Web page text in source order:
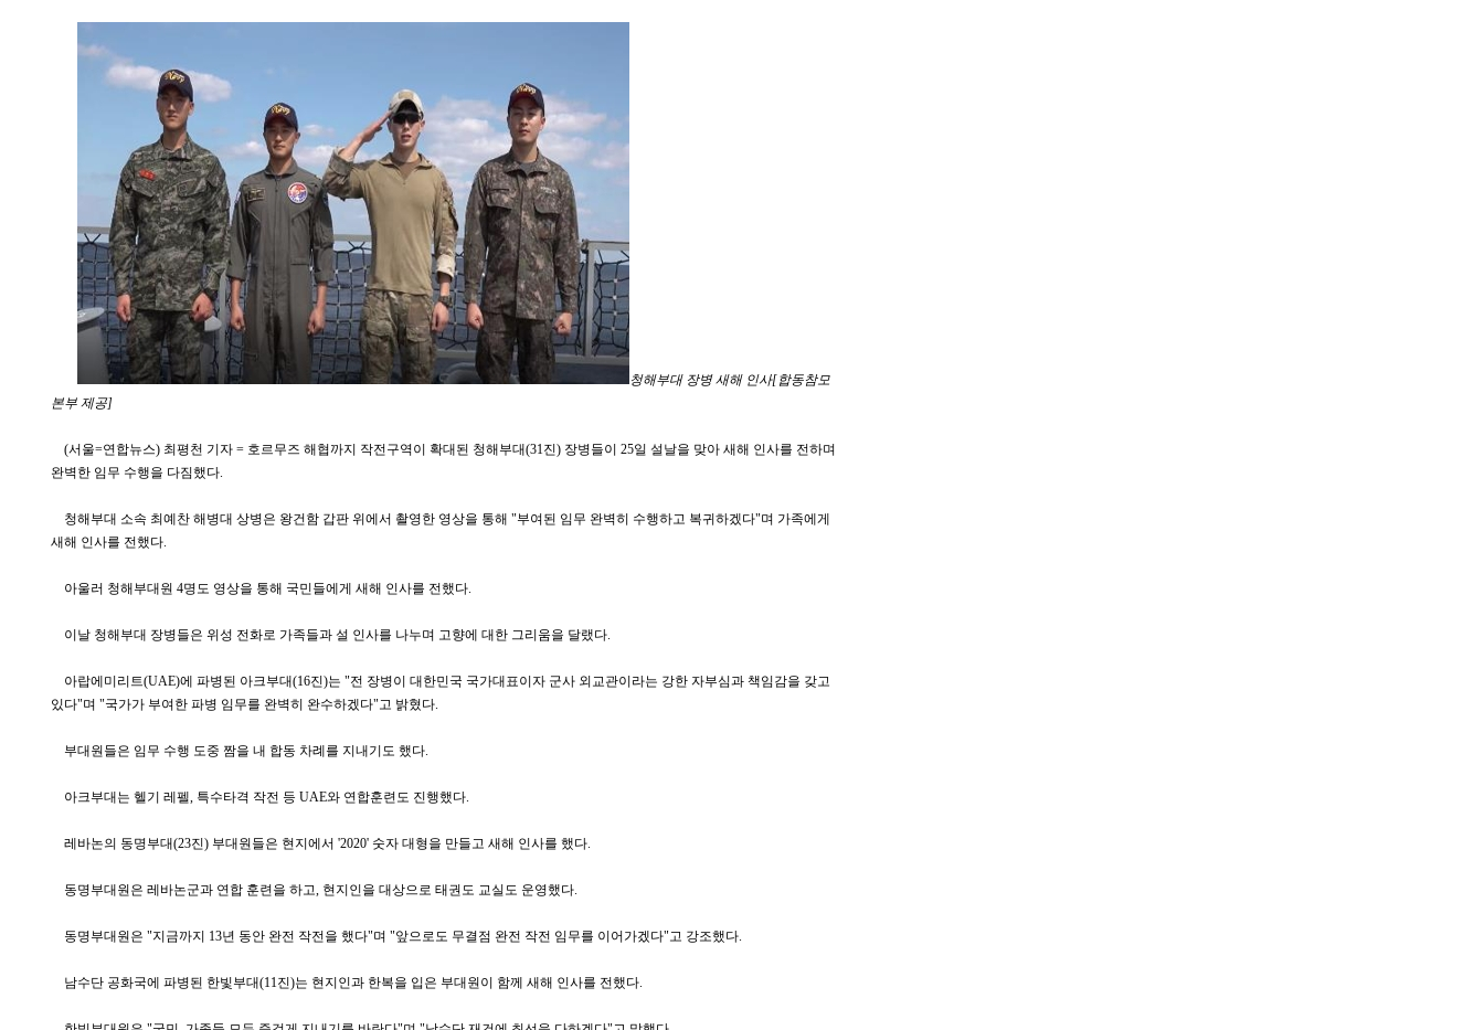
청해부대 장병 새해 인사[합동참모
본부 제공]
(서울=연합뉴스) 최평천 기자 = 호르무즈 해협까지 작전구역이 확대된 청해부대(31진) 장병들이 25일 설날을 맞아 새해 인사를 전하며
완벽한 임무 수행을 다짐했다.
청해부대 소속 최예찬 해병대 상병은 왕건함 갑판 위에서 촬영한 영상을 통해 "부여된 임무 완벽히 수행하고 복귀하겠다"며 가족에게
새해 인사를 전했다.
아울러 청해부대원 4명도 영상을 통해 국민들에게 새해 인사를 전했다.
이날 청해부대 장병들은 위성 전화로 가족들과 설 인사를 나누며 고향에 대한 그리움을 달랬다.
아랍에미리트(UAE)에 파병된 아크부대(16진)는 "전 장병이 대한민국 국가대표이자 군사 외교관이라는 강한 자부심과 책임감을 갖고
있다"며 "국가가 부여한 파병 임무를 완벽히 완수하겠다"고 밝혔다.
부대원들은 임무 수행 도중 짬을 내 합동 차례를 지내기도 했다.
아크부대는 헬기 레펠, 특수타격 작전 등 UAE와 연합훈련도 진행했다.
레바논의 동명부대(23진) 부대원들은 현지에서 '2020' 숫자 대형을 만들고 새해 인사를 했다.
동명부대원은 레바논군과 연합 훈련을 하고, 현지인을 대상으로 태권도 교실도 운영했다.
동명부대원은 "지금까지 13년 동안 완전 작전을 했다"며 "앞으로도 무결점 완전 작전 임무를 이어가겠다"고 강조했다.
남수단 공화국에 파병된 한빛부대(11진)는 현지인과 한복을 입은 부대원이 함께 새해 인사를 전했다.